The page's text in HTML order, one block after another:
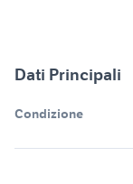
Dati Principali
Condizione